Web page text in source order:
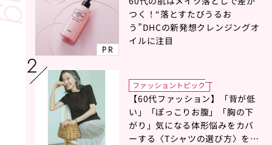
PR
つく！“落とすたびうるお
う”DHCの新発想クレンジングオ
イルに注目
ファッショントピック
【60代ファッション】「背が低
い」「ぽっこりお腹」「胸の下
がり」気になる体形悩みをカバ
ーする〈Tシャツの選び方〉をス